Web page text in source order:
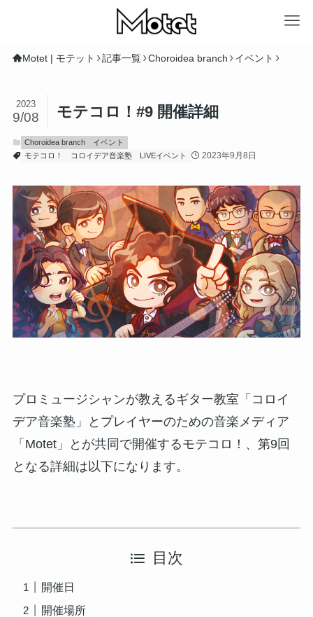
Motet | モテット 記事一覧 Choroidea branch イベント
モテコロ！#9 開催詳細
2023
9/08
Choroidea branch
イベント
モテコロ！
コロイデア音楽塾 LIVEイベント 2023年9月8日
プロミュージシャンが教えるギター教室「コロイ
デア⾳楽塾」とプレイヤーのための⾳楽メディア
「Motet」とが共同で開催するモテコロ！、第9回
となる詳細は以下になります。
目次
開催日
開催場所